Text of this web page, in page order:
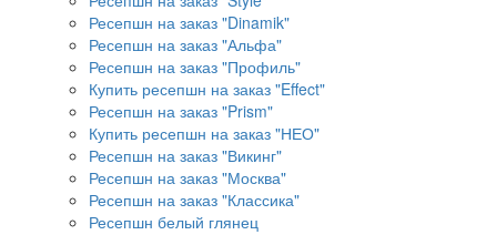
Ресепшн на заказ "Dinamik"
Ресепшн на заказ "Альфа"
Ресепшн на заказ "Профиль"
Купить ресепшн на заказ "Effect"
Ресепшн на заказ "Prism"
Купить ресепшн на заказ "НЕО"
Ресепшн на заказ "Викинг"
Ресепшн на заказ "Москва"
Ресепшн на заказ "Классика"
Ресепшн белый глянец